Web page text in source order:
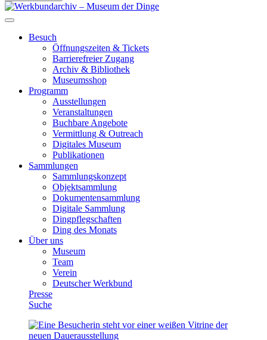
Besuch
Öffnungszeiten & Tickets
Barrierefreier Zugang
Archiv & Bibliothek
Museumsshop
Programm
Ausstellungen
Veranstaltungen
Buchbare Angebote
Vermittlung & Outreach
Digitales Museum
Publikationen
Sammlungen
Sammlungskonzept
Objektsammlung
Dokumentensammlung
Digitale Sammlung
Dingpflegschaften
Ding des Monats
Über uns
Museum
Team
Verein
Deutscher Werkbund
Presse
Suche